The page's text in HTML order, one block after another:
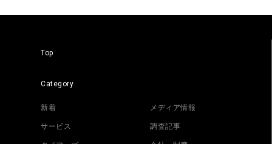
Top
Category
新着 メディア情報
サービス 調査記事